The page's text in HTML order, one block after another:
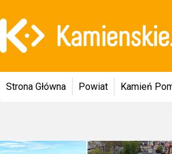
Strona Główna Powiat Kamień